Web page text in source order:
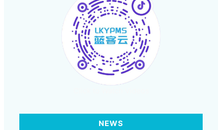
NEWS